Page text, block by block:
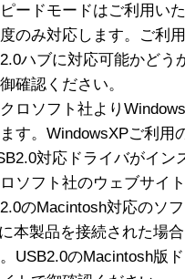
ードモードはご利用い
のみ対応します。ご利
ハブに対応可能かど
確認ください。
ロソフト社より
す。WindowsXPご利用
対応ドライバがイン
ソフト社のウェブサイ
のMacintosh対応のソ
本製品を接続された場
USB2.0のMacintosh版